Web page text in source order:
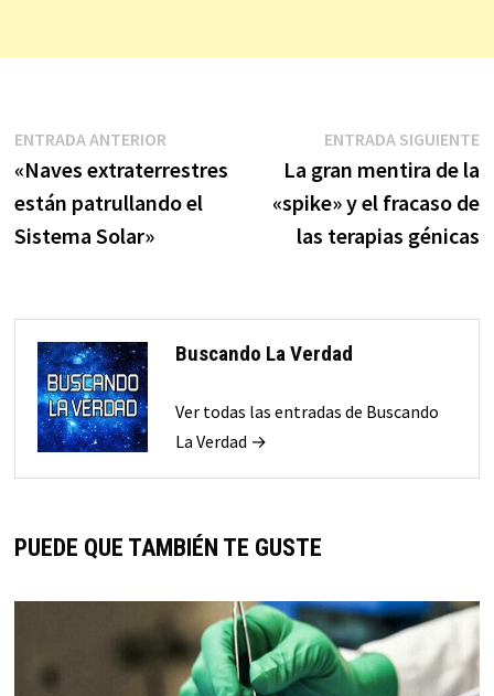
Navegación
de
entradas
ENTRADA ANTERIOREntrada
anterior:
«Naves extraterrestres
están patrullando el
Sistema Solar»
ENTRADA SIGUIENTE
La gran mentira de la
«spike» y el fracaso de
las terapias génicas
Buscando La Verdad
Ver todas las entradas de Buscando
La Verdad →
PUEDE QUE TAMBIÉN TE GUSTE